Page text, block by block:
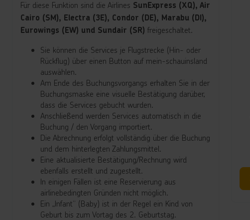
Für diese Funktion sind die Airlines SunExpress (XQ), Air
Cairo (SM), Electra (3E), Condor (DE), Marabu (DI),
Eurowings (EW) und Sundair (SR) freigeschaltet.
Sie können die Services je Flugstrecke (Hin- oder
Rückflug) über einen Button auf mein-schauinsland
auswählen.
Am Ende des Buchungsvorgangs erhalten Sie in der
Buchungsmaske eine visuelle Bestätigung darüber,
dass die Services gebucht wurden.
Anschließend werden Services automatisch in die
Buchung / den Vorgang importiert.
Die Abrechnung erfolgt vollständig über die Buchung
und dem hinterlegten Zahlungsmittel.
Eine aktualisierte Bestätigung/Rechnung wird
ebenfalls erstellt und zugestellt.
In einigen Fällen ist eine Reservierung aus
airlinebedingten Gründen nicht möglich.
Ein „Infant“ (Baby) ist in der Regel ein Kind von
Geburt bis zum Vortag des 2. Geburtstag.